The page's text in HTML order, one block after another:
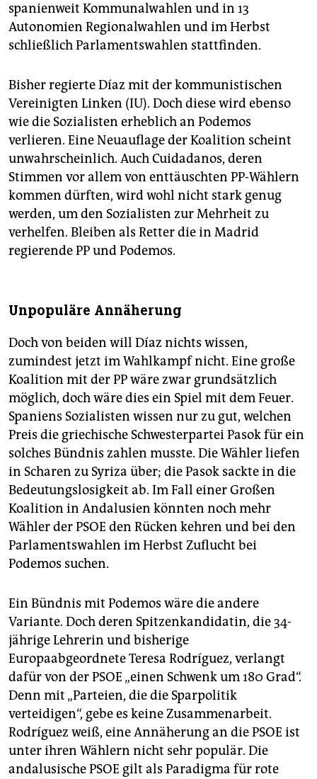
spanienweit Kommunalwahlen und in 13
Autonomien Regionalwahlen und im Herbst
schließlich Parlamentswahlen stattfinden.
Bisher regierte Díaz mit der kommunistischen
Vereinigten Linken (IU). Doch diese wird ebenso
wie die Sozialisten erheblich an Podemos
verlieren. Eine Neuauflage der Koalition scheint
unwahrscheinlich. Auch Cuidadanos, deren
Stimmen vor allem von enttäuschten PP-Wählern
kommen dürften, wird wohl nicht stark genug
werden, um den Sozialisten zur Mehrheit zu
verhelfen. Bleiben als Retter die in Madrid
regierende PP und Podemos.
Unpopuläre Annäherung
Doch von beiden will Díaz nichts wissen,
zumindest jetzt im Wahlkampf nicht. Eine große
Koalition mit der PP wäre zwar grundsätzlich
möglich, doch wäre dies ein Spiel mit dem Feuer.
Spaniens Sozialisten wissen nur zu gut, welchen
Preis die griechische Schwesterpartei Pasok für ein
solches Bündnis zahlen musste. Die Wähler liefen
in Scharen zu Syriza über; die Pasok sackte in die
Bedeutungslosigkeit ab. Im Fall einer Großen
Koalition in Andalusien könnten noch mehr
Wähler der PSOE den Rücken kehren und bei den
Parlamentswahlen im Herbst Zuflucht bei
Podemos suchen.
Ein Bündnis mit Podemos wäre die andere
Variante. Doch deren Spitzenkandidatin, die 34-
jährige Lehrerin und bisherige
Europaabgeordnete Teresa Rodríguez, verlangt
dafür von der PSOE „einen Schwenk um 180 Grad“.
Denn mit „Parteien, die die Sparpolitik
verteidigen“, gebe es keine Zusammenarbeit.
Rodríguez weiß, eine Annäherung an die PSOE ist
unter ihren Wählern nicht sehr populär. Die
andalusische PSOE gilt als Paradigma für rote